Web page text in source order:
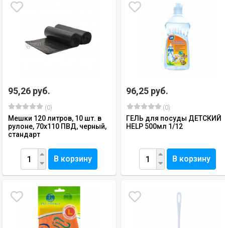
95,26 руб.
(0)
Мешки 120 литров, 10 шт. в
рулоне, 70х110 ПВД, черный,
стандарт
В корзину
96,25 руб.
(0)
ГЕЛЬ для посуды ДЕТСКИЙ
HELP 500мл 1/12
В корзину